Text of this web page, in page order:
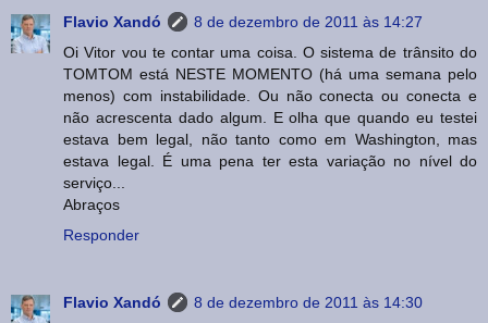
Flavio Xandó
8 de dezembro de 2011 às 14:27
Oi Vitor vou te contar uma coisa. O sistema de trânsito do
TOMTOM está NESTE MOMENTO (há uma semana pelo
menos) com instabilidade. Ou não conecta ou conecta e
não acrescenta dado algum. E olha que quando eu testei
estava bem legal, não tanto como em Washington, mas
estava legal. É uma pena ter esta variação no nível do
serviço...
Abraços
Responder
Flavio Xandó
8 de dezembro de 2011 às 14:30